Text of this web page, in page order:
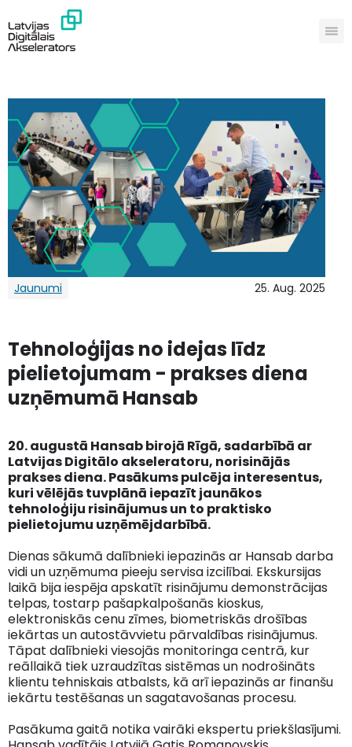
Jaunumi 25. Aug. 2025
Tehnoloģijas no idejas līdz
pielietojumam - prakses diena
uzņēmumā Hansab
20. augustā Hansab birojā Rīgā, sadarbībā ar
Latvijas Digitālo akseleratoru, norisinājās
prakses diena. Pasākums pulcēja interesentus,
kuri vēlējās tuvplānā iepazīt jaunākos
tehnoloģiju risinājumus un to praktisko
pielietojumu uzņēmējdarbībā.
Dienas sākumā dalībnieki iepazinās ar Hansab darba
vidi un uzņēmuma pieeju servisa izcilībai. Ekskursijas
laikā bija iespēja apskatīt risinājumu demonstrācijas
telpas, tostarp pašapkalpošanās kioskus,
elektroniskās cenu zīmes, biometriskās drošības
iekārtas un autostāvvietu pārvaldības risinājumus.
Tāpat dalībnieki viesojās monitoringa centrā, kur
reāllaikā tiek uzraudzītas sistēmas un nodrošināts
klientu tehniskais atbalsts, kā arī iepazinās ar finanšu
iekārtu testēšanas un sagatavošanas procesu.
Pasākuma gaitā notika vairāki ekspertu priekšlasījumi.